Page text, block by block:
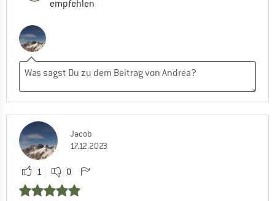
empfehlen
Jacob
17.12.2023
1 0